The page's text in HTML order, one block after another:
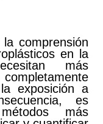
comprensión
en la
más
completamente
exposición a
es
más